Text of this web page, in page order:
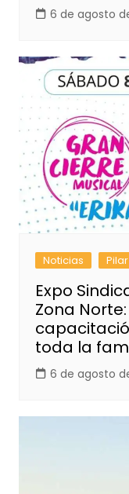
6 de agosto
Noticias Pilar
Expo
Zona
toda la
6 de agosto